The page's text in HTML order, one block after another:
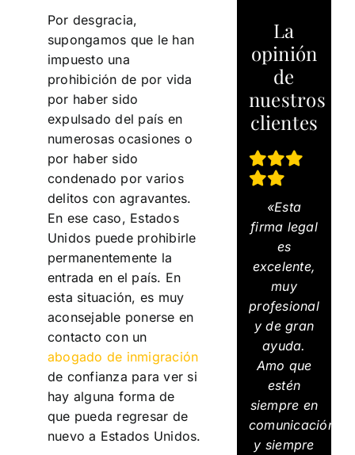
Por desgracia,
supongamos que le han
impuesto una
prohibición de por vida
por haber sido
expulsado del país en
numerosas ocasiones o
por haber sido
condenado por varios
delitos con agravantes.
En ese caso, Estados
Unidos puede prohibirle
permanentemente la
entrada en el país. En
esta situación, es muy
aconsejable ponerse en
contacto con un
abogado de inmigración
de confianza para ver si
hay alguna forma de
que pueda regresar de
nuevo a Estados Unidos.
La
opinión
de
nuestros
clientes
«Esta
firma legal
es
excelente,
muy
profesional
y de gran
ayuda.
Amo que
estén
siempre en
comunicación
y siempre